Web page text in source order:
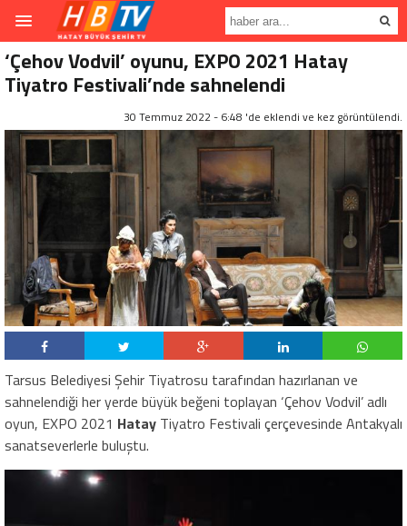
‘Çehov Vodvil’ oyunu, EXPO 2021 Hatay
Tiyatro Festivali’nde sahnelendi
30 Temmuz 2022 - 6:48 'de eklendi ve kez görüntülendi.
Tarsus Belediyesi Şehir Tiyatrosu tarafından hazırlanan ve
sahnelendiği her yerde büyük beğeni toplayan ‘Çehov Vodvil’ adlı
oyun, EXPO 2021 Hatay Tiyatro Festivali çerçevesinde Antakyalı
sanatseverlerle buluştu.